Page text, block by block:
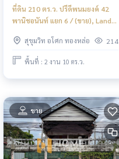
ที่ดิน 210 ตร.ว. ปรีดีพนมยงค์ 42
พานิชอนันท์ แยก 6 / (ขาย), Land
Panich Anan Yeak 6 / (FOR SALE)
NS005
สุขุมวิท อโศก ทองหล่อ 214
พื้นที่ : 2 งาน 10 ตร.ว.
ขาย